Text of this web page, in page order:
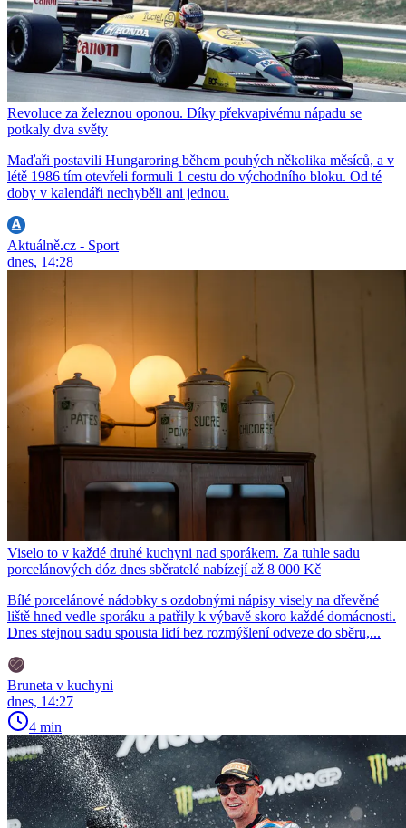
Revoluce za železnou oponou. Díky překvapivému nápadu se
potkaly dva světy
Maďaři postavili Hungaroring během pouhých několika měsíců, a v
létě 1986 tím otevřeli formuli 1 cestu do východního bloku. Od té
doby v kalendáři nechyběli ani jednou.
Aktuálně.cz - Sport
dnes, 14:28
Viselo to v každé druhé kuchyni nad sporákem. Za tuhle sadu
porcelánových dóz dnes sběratelé nabízejí až 8 000 Kč
Bílé porcelánové nádobky s ozdobnými nápisy visely na dřevěné
liště hned vedle sporáku a patřily k výbavě skoro každé domácnosti.
Dnes stejnou sadu spousta lidí bez rozmýšlení odveze do sběru,...
Bruneta v kuchyni
dnes, 14:27
4 min